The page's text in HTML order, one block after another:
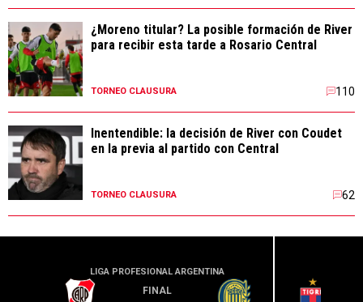
¿Moreno titular? La posible formación de River
para recibir esta tarde a Rosario Central
TORNEO CLAUSURA 110
Inentendible: la decisión de River con Coudet
en la previa al partido con Central
TORNEO CLAUSURA 62
LIGA PROFESIONAL ARGENTINA
FINAL